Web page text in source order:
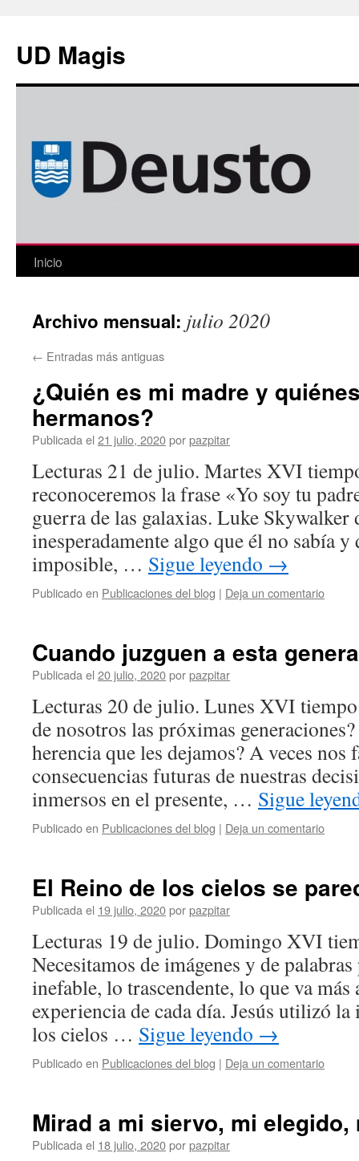
contenido
UD Magis
Inicio
Archivo mensual: julio 2020
← Entradas más antiguas
¿Quién es mi madre y
hermanos?
Publicada el 21 julio, 2020porpazpitar
Lecturas 21 de julio. Martes XVI
reconoceremos la frase «Yo soy tu
guerra de las galaxias. Luke Skywalker
inesperadamente algo que él no sabía
imposible, … Sigue leyendo →
Publicado en Publicaciones del blog | Deja un comentario
Cuando juzguen a esta
Publicada el 20 julio, 2020porpazpitar
Lecturas 20 de julio. Lunes XVI
de nosotros las próximas
herencia que les dejamos? A veces nos
consecuencias futuras de nuestras
inmersos en el presente, … Sigue
Publicado en Publicaciones del blog | Deja un comentario
El Reino de los cielos se
Publicada el 19 julio, 2020porpazpitar
Lecturas 19 de julio. Domingo XVI
Necesitamos de imágenes y de
inefable, lo trascendente, lo que va más
experiencia de cada día. Jesús utilizó
los cielos … Sigue leyendo →
Publicado en Publicaciones del blog | Deja un comentario
Mirad a mi siervo, mi elegido,
Publicada el 18 julio, 2020porpazpitar